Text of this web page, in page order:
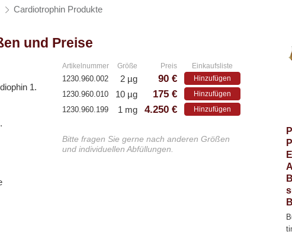
Cardiotrophin Produkte
und Preise
1.
Artikelnummer Größe Preis Einkaufsliste
1230.960.002 2 µg 90 € Hinzufügen
1230.960.010 10 µg 175 € Hinzufügen
1230.960.199 1 mg 4.250 € Hinzufügen
Bitte fragen Sie gerne nach anderen Größen
und individuellen Abfüllungen.